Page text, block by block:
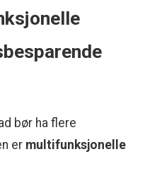
bør ha flere
er multifunksjonelle